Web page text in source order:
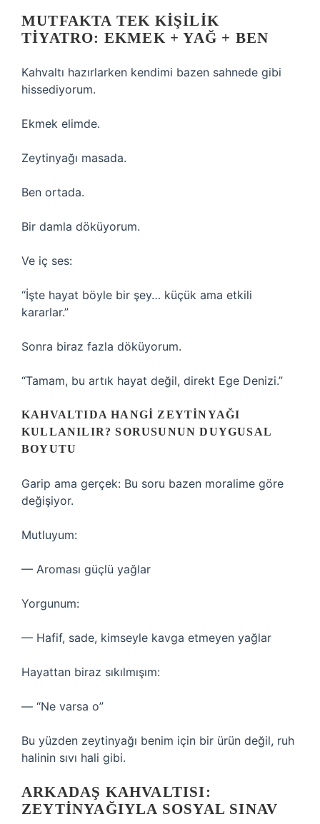
MUTFAKTA TEK KIŞILIK
TIYATRO: EKMEK + YAĞ + BEN
Kahvaltı hazırlarken kendimi bazen sahnede gibi
hissediyorum.
Ekmek elimde.
Zeytinyağı masada.
Ben ortada.
Bir damla döküyorum.
Ve iç ses:
“İşte hayat böyle bir şey… küçük ama etkili
kararlar.”
Sonra biraz fazla döküyorum.
“Tamam, bu artık hayat değil, direkt Ege Denizi.”
KAHVALTIDA HANGI ZEYTINYAĞI
KULLANILIR? SORUSUNUN DUYGUSAL
BOYUTU
Garip ama gerçek: Bu soru bazen moralime göre
değişiyor.
Mutluyum:
— Aroması güçlü yağlar
Yorgunum:
— Hafif, sade, kimseyle kavga etmeyen yağlar
Hayattan biraz sıkılmışım:
— “Ne varsa o”
Bu yüzden zeytinyağı benim için bir ürün değil, ruh
halinin sıvı hali gibi.
ARKADAŞ KAHVALTISI:
ZEYTINYAĞIYLA SOSYAL SINAV